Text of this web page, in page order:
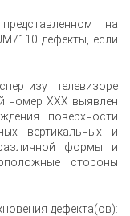
на
дефекты, если
телевизоре
номер XXX выявлен
поверхности
вертикальных и
формы и
стороны
дефекта(ов):